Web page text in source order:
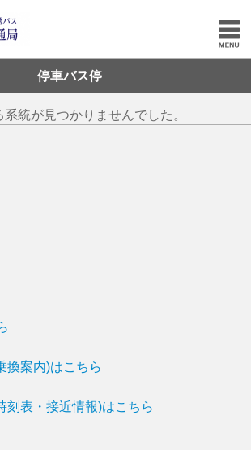
停車バス停
系統が見つかりませんでした。
換案内)はこちら
刻表・接近情報)はこちら